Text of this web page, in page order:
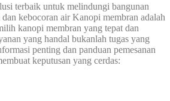
terbaik untuk melindungi bangunan
kebocoran air Kanopi membran adalah
kanopi membran yang tepat dan
yang handal bukanlah tugas yang
penting dan panduan pemesanan
keputusan yang cerdas: